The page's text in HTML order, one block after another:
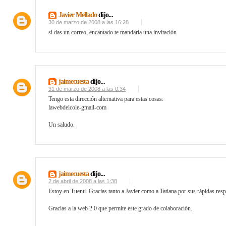
Javier Melladodijo...
30 de marzo de 2008 a las 16:28
si das un correo, encantado te mandaría una invitación
jaimecuestadijo...
31 de marzo de 2008 a las 0:34
Tengo esta dirección alternativa para estas cosas:
lawebdelcole-gmail-com
Un saludo.
jaimecuestadijo...
2 de abril de 2008 a las 1:38
Estoy en Tuenti. Gracias tanto a Javier como a Tatiana por sus rápidas
Gracias a la web 2.0 que permite este grado de colaboración.